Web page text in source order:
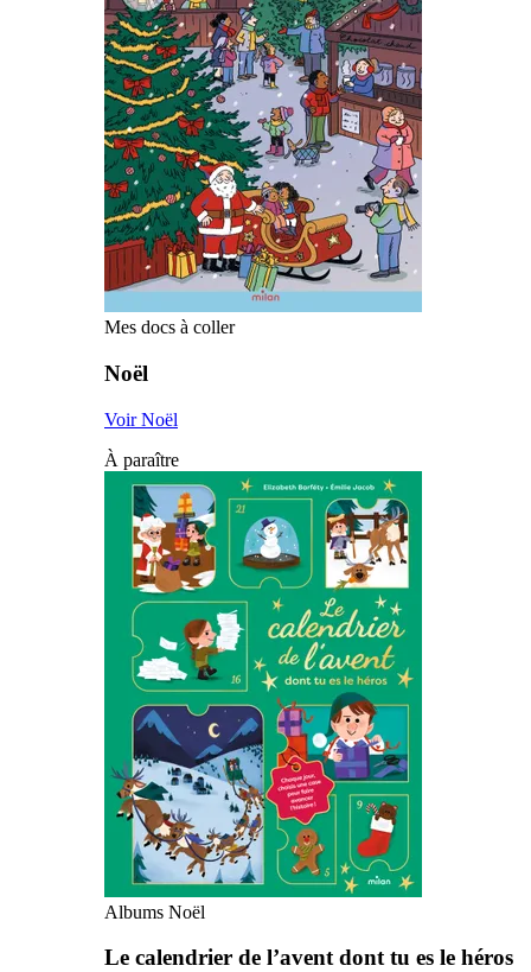
Mes docs à coller
Noël
Voir Noël
À paraître
Albums Noël
Le calendrier de l’avent dont tu es le héros